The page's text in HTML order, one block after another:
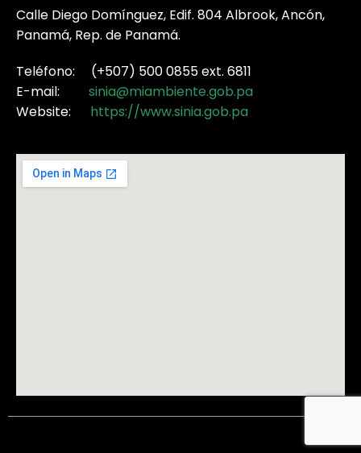
Calle Diego Domínguez, Edif. 804 Albrook, Ancón,
Panamá, Rep. de Panamá.
Teléfono: (+507) 500 0855 ext. 6811
E-mail: sinia@miambiente.gob.pa
Website: https://www.sinia.gob.pa